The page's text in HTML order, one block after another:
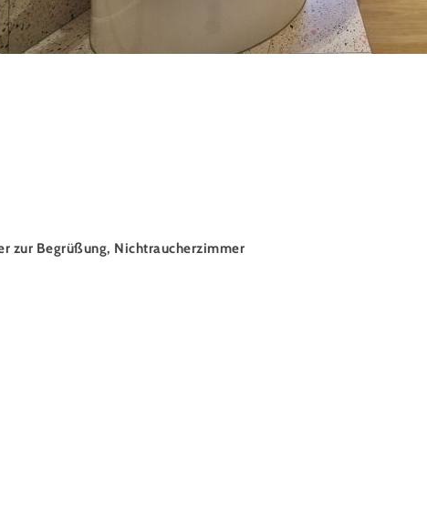
zur Begrüßung, Nichtraucherzimmer